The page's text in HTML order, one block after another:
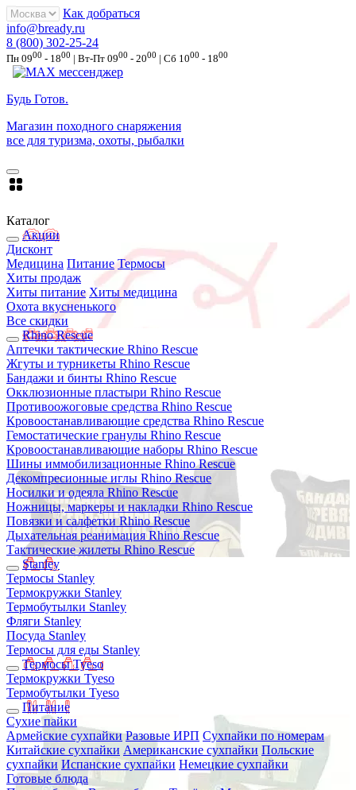
Как добраться
info@bready.ru
8 (800) 302-25-24
Пн 0900 - 1800 | Вт-Пт 0900 - 2000 | Сб 1000 - 1800
Будь Готов.
Магазин походного снаряжения
все для туризма, охоты, рыбалки
Каталог
Акции
Дисконт
Медицина Питание Термосы
Хиты продаж
Хиты питание Хиты медицина
Охота вкусненького
Все скидки
Rhino Rescue
Аптечки тактические Rhino Rescue
Жгуты и турникеты Rhino Rescue
Бандажи и бинты Rhino Rescue
Окклюзионные пластыри Rhino Rescue
Противоожоговые средства Rhino Rescue
Кровоостанавливающие средства Rhino Rescue
Гемостатические гранулы Rhino Rescue
Кровоостанавливающие наборы Rhino Rescue
Шины иммобилизационные Rhino Rescue
Декомпресионные иглы Rhino Rescue
Носилки и одеяла Rhino Rescue
Ножницы, маркеры и накладки Rhino Rescue
Повязки и салфетки Rhino Rescue
Дыхательная реанимация Rhino Rescue
Тактические жилеты Rhino Rescue
Stanley
Термосы Stanley
Термокружки Stanley
Термобутылки Stanley
Фляги Stanley
Посуда Stanley
Термосы для еды Stanley
Термосы Tyeso
Термокружки Tyeso
Термобутылки Tyeso
Питание
Сухие пайки
Армейские сухпайки Разовые ИРП Сухпайки по номерам
Китайские сухпайки Американские сухпайки Польские
сухпайки Испанские сухпайки Немецкие сухпайки
Готовые блюда